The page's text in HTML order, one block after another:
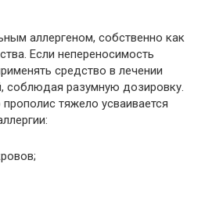
аллергеном, собственно как
Если непереносимость
средство в лечении
соблюдая разумную дозировку.
тяжело усваивается